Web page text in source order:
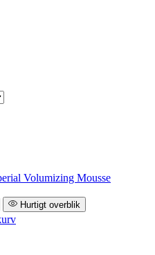
Hurtigt overblik